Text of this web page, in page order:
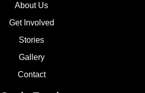
About Us
Get Involved
Stories
Gallery
Contact